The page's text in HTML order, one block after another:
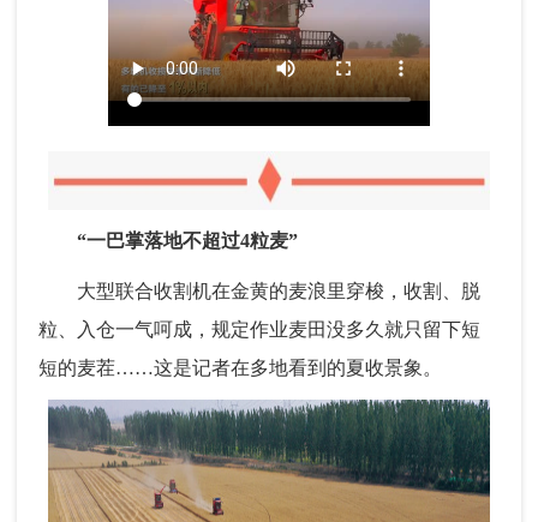
“一巴掌落地不超过4粒麦”
大型联合收割机在金黄的麦浪里穿梭，收割、脱
粒、入仓一气呵成，规定作业麦田没多久就只留下短
短的麦茬……这是记者在多地看到的夏收景象。